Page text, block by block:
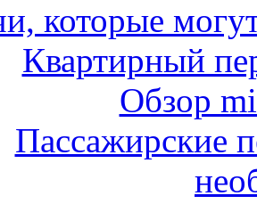
которые
Квартирный
Обзор
Пассажирские